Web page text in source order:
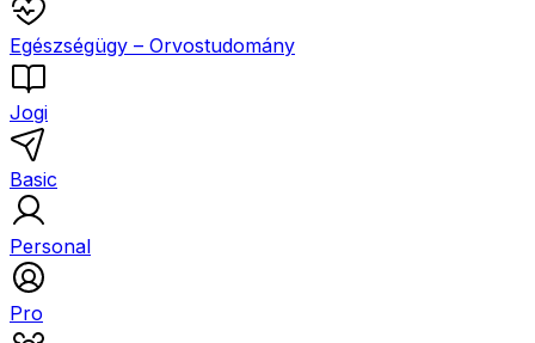
Egészségügy – Orvostudomány
Jogi
Basic
Personal
Pro